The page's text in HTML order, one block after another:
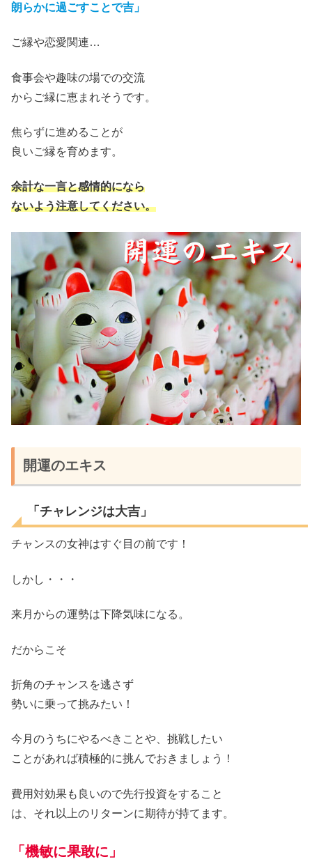
朗らかに過ごすことで吉 」
ご縁や恋愛関連…
食事会や趣味の場での交流
からご縁に恵まれそうです。
焦らずに進めることが
良いご縁を育めます。
余計な一言と感情的になら
ないよう注意してください。
開運のエキス
「チャレンジは大吉」
チャンスの女神はすぐ目の前です！
しかし ・・・
来月からの運勢は下降気味になる 。
だから こそ
折角のチャンスを逃さず
勢いに乗って挑みたい！
今月のうちにやるべきことや、挑戦したい
こ とがあれば積極的に挑んでおきましょう！
費用対効果も良いので先行投資をすること
は、それ以上のリターンに期待が持てます。
「機敏に果敢に」